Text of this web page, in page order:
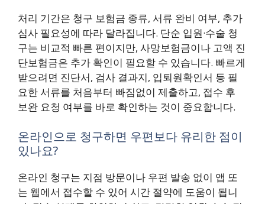
처리 기간은 청구 보험금 종류, 서류 완비 여부, 추가
심사 필요성에 따라 달라집니다. 단순 입원·수술 청
구는 비교적 빠른 편이지만, 사망보험금이나 고액 진
단보험금은 추가 확인이 필요할 수 있습니다. 빠르게
받으려면 진단서, 검사 결과지, 입퇴원확인서 등 필
요한 서류를 처음부터 빠짐없이 제출하고, 접수 후
보완 요청 여부를 바로 확인하는 것이 중요합니다.
온라인으로 청구하면 우편보다 유리한 점이
있나요?
온라인 청구는 지점 방문이나 우편 발송 없이 앱 또
는 웹에서 접수할 수 있어 시간 절약에 도움이 됩니